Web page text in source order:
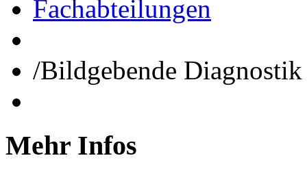
Fachabteilungen
/Bildgebende Diagnostik
Mehr Infos